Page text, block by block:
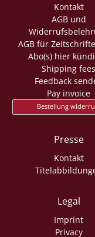
Kontakt
AGB und
AGB für
Abo(s) hier
Shipping fees
Feedback
Pay invoice
Bestellung
Presse
Kontakt
Legal
Imprint
Privacy